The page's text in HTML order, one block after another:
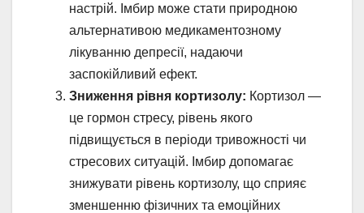
настрій. Імбир може стати природною
альтернативою медикаментозному
лікуванню депресії, надаючи
заспокійливий ефект.
Зниження рівня кортизолу: Кортизол —
це гормон стресу, рівень якого
підвищується в періоди тривожності чи
стресових ситуацій. Імбир допомагає
знижувати рівень кортизолу, що сприяє
зменшенню фізичних та емоційних